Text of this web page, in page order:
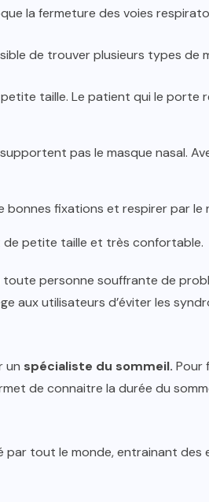
la fermeture des voies
de trouver plusieurs types de
taille. Le patient qui le porte
pas le masque nasal.
bonnes fixations et respirer par
de petite taille et très confortable.
personne souffrante de
aux utilisateurs d’éviter les
un spécialiste du sommeil. Pour
de connaitre la durée du
par tout le monde, entrainant des